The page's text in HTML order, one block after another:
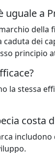
uguale a
della
caduta dei
principio
la stessa
costa